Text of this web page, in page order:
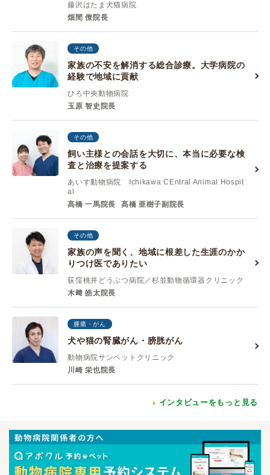
藤沢はたま犬猫病院
畑間 僚院長
その他
家族の不安を解消する総合診療。大学病院の
経験で地域に貢献
ひろ中央動物病院
玉原 智史院長
その他
飼い主様との会話を大切に、本当に必要な検
査と治療を提案する
あいす動物病院 Ichikawa CEntral Animal Hospit
al
髙橋 一馬院長
髙橋 亜樹子副院長
その他
家族の声を聞く、地域に根差した生涯のかか
りつけ医でありたい
荻窪桃井どうぶつ病院／杉並動物循環器クリニック
木﨑 皓太院長
腫瘍・がん
犬や猫の腎臓がん・膀胱がん
動物病院サンペットクリニック
川崎 栄也院長
インタビューをもっと見る